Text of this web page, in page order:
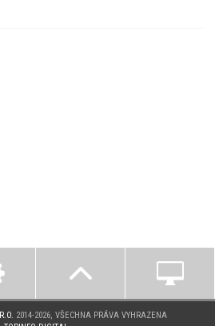
2014-2026, VŠECHNA PRÁVA VYHRAZENA